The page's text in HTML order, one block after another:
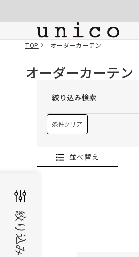
TOP オーダーカーテン
オーダーカーテン
絞り込み
絞り込み検索
条件クリア
並べ替え